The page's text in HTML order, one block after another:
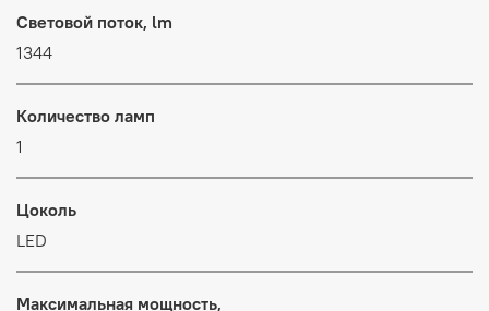
Световой поток, lm
1344
Количество ламп
1
Цоколь
LED
Максимальная мощность,